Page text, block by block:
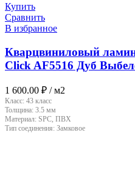
Купить
Сравнить
В избранное
Кварцвиниловый
Click AF5516 Дуб
1 600.00 ₽ / м2
Класс: 43 класс
Толщина: 3.5 мм
Материал: SPC, ПВХ
Тип соединения: Замковое